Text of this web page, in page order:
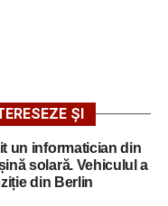
ȘI
un informatician din
solară. Vehiculul a
din Berlin